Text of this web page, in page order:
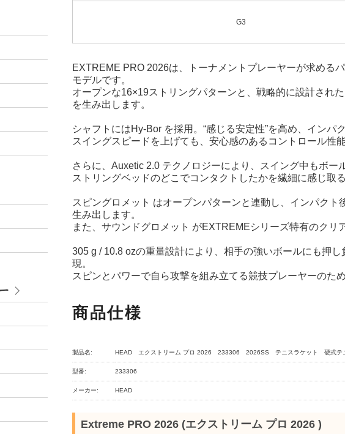
G3
EXTREME PRO 2026は、トーナメントプレーヤーが求める
モデルです。
オープンな16×19ストリングパターンと、戦略的に設計され
を生み出します。
シャフトにはHy-Bor を採用。“感じる安定性”を高め、インパ
スイングスピードを上げても、安心感のあるコントロール性
さらに、Auxetic 2.0 テクノロジーにより、スイング中もボー
ストリングベッドのどこでコンタクトしたかを繊細に感じ取
スピングロメット はオープンパターンと連動し、インパク
生み出します。
また、サウンドグロメット がEXTREMEシリーズ特有のクリ
305 g / 10.8 ozの重量設計により、相手の強いボールにも押
現。
スピンとパワーで自ら攻撃を組み立てる競技プレーヤーのた
商品仕様
製品名: HEAD エクストリーム プロ 2026 233306 2026SS テニスラケット 硬式テ
型番: 233306
メーカー: HEAD
Extreme PRO 2026 (エクストリーム プロ 2026 )